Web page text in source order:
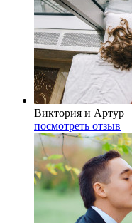
Виктория и Артур
посмотреть отзыв